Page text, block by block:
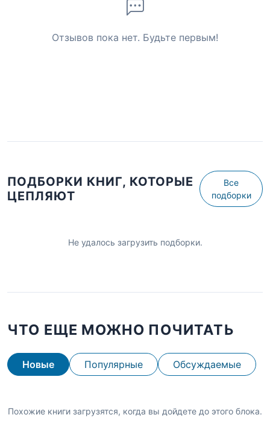
Отзывов пока нет. Будьте первым!
ПОДБОРКИ КНИГ, КОТОРЫЕ
ЦЕПЛЯЮТ
Все
подборки
Не удалось загрузить подборки.
ЧТО ЕЩЕ МОЖНО ПОЧИТАТЬ
Новые Популярные Обсуждаемые
Похожие книги загрузятся, когда вы дойдете до этого блока.